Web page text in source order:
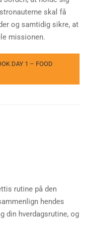
skal få
og samtidig sikre, at
missionen.
DAY 1 – FOOD
rutine på den
hendes
din hverdagsrutine, og